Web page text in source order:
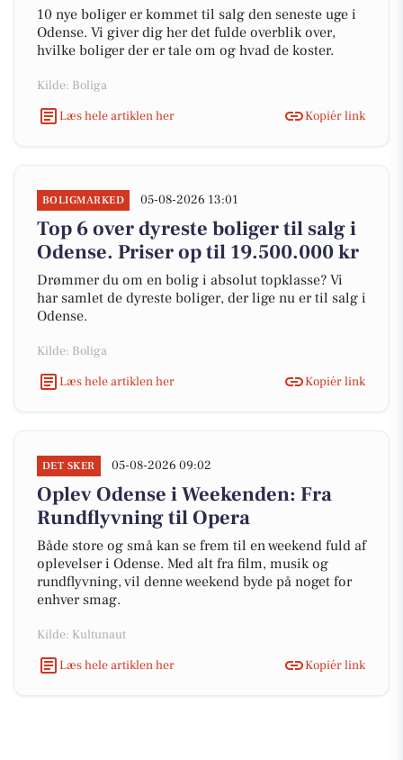
10 nye boliger er kommet til salg den seneste uge i
Odense. Vi giver dig her det fulde overblik over,
hvilke boliger der er tale om og hvad de koster.
Kilde: Boliga
Læs hele artiklen her
Kopiér link
BOLIGMARKED 05-08-2026 13:01
Top 6 over dyreste boliger til salg i
Odense. Priser op til 19.500.000 kr
Drømmer du om en bolig i absolut topklasse? Vi
har samlet de dyreste boliger, der lige nu er til salg i
Odense.
Kilde: Boliga
Læs hele artiklen her
Kopiér link
DET SKER 05-08-2026 09:02
Oplev Odense i Weekenden: Fra
Rundflyvning til Opera
Både store og små kan se frem til en weekend fuld af
oplevelser i Odense. Med alt fra film, musik og
rundflyvning, vil denne weekend byde på noget for
enhver smag.
Kilde: Kultunaut
Læs hele artiklen her
Kopiér link